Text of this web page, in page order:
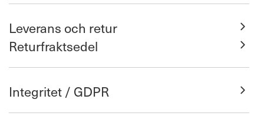
Leverans och retur
Returfraktsedel
Integritet / GDPR